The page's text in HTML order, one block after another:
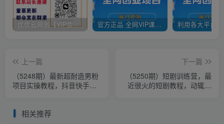
优优云网创【VIP会员专属交流群】 官方正品 全网VIP课程 无损下载~
上一篇
（5248期）最新超耐造男粉
项目实操教程，抖音快手引
下一篇
（5250期）短剧训练营，最
近很火的短剧教程，动辄一
相关推荐